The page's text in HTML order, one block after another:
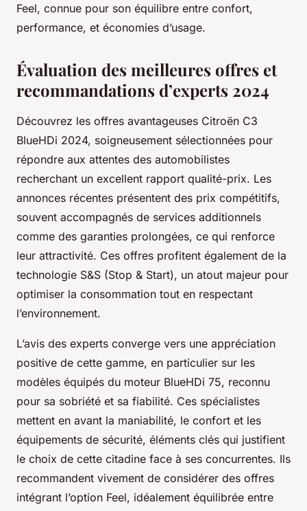
Feel, connue pour son équilibre entre confort,
performance, et économies d’usage.
Évaluation des meilleures offres et
recommandations d’experts 2024
Découvrez les offres avantageuses Citroën C3
BlueHDi 2024, soigneusement sélectionnées pour
répondre aux attentes des automobilistes
recherchant un excellent rapport qualité-prix. Les
annonces récentes présentent des prix compétitifs,
souvent accompagnés de services additionnels
comme des garanties prolongées, ce qui renforce
leur attractivité. Ces offres profitent également de la
technologie S&S (Stop & Start), un atout majeur pour
optimiser la consommation tout en respectant
l’environnement.
L’avis des experts converge vers une appréciation
positive de cette gamme, en particulier sur les
modèles équipés du moteur BlueHDi 75, reconnu
pour sa sobriété et sa fiabilité. Ces spécialistes
mettent en avant la maniabilité, le confort et les
équipements de sécurité, éléments clés qui justifient
le choix de cette citadine face à ses concurrentes. Ils
recommandent vivement de considérer des offres
intégrant l’option Feel, idéalement équilibrée entre